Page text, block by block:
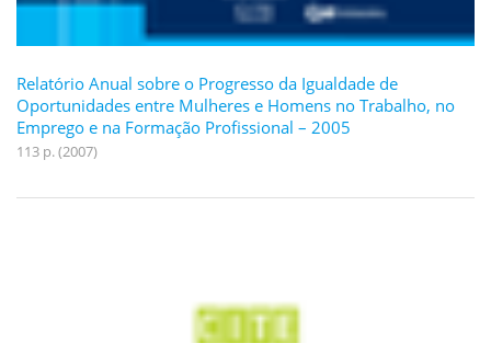
Relatório Anual sobre o Progresso da Igualdade de
Oportunidades entre Mulheres e Homens no Trabalho, no
Emprego e na Formação Profissional – 2005
113 p. (2007)